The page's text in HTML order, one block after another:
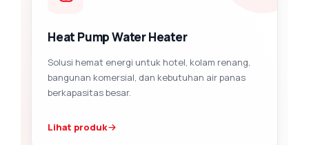
Heat Pump Water Heater
Solusi hemat energi untuk hotel, kolam renang,
bangunan komersial, dan kebutuhan air panas
berkapasitas besar.
Lihat produk